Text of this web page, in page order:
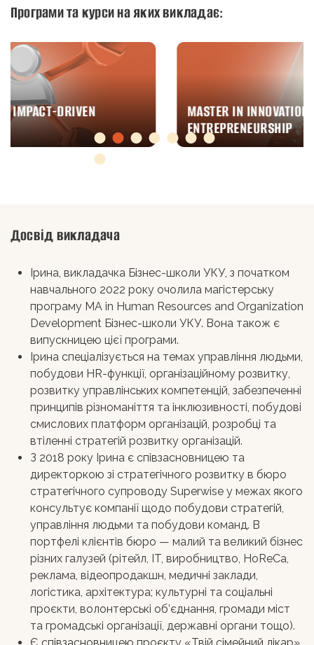
Програми та курси на яких викладає:
MASTER IN INNOVATIONS AND
ENTREPRENEURSHIP
Досвід викладача
Ірина, викладачка Бізнес-школи УКУ, з початком
навчального 2022 року очолила магістерську
програму MA in Human Resources and Organization
Development Бізнес-школи УКУ. Вона також є
випускницею цієї програми.
Ірина спеціалізується на темах управління людьми,
побудови HR-функції, організаційному розвитку,
розвитку управлінських компетенцій, забезпеченні
принципів різноманіття та інклюзивності, побудові
смислових платформ організацій, розробці та
втіленні стратегій розвитку організацій.
З 2018 року Ірина є співзасновницею та
директоркою зі стратегічного розвитку в бюро
стратегічного супроводу Superwise у межах якого
консультує компанії щодо побудови стратегій,
управління людьми та побудови команд. В
портфелі клієнтів бюро — малий та великий бізнес
різних галузей (рітейл, IT, виробництво, HoReCa,
реклама, відеопродакшн, медичні заклади,
логістика, архітектура; культурні та соціальні
проєкти, волонтерські об’єднання, громади міст
та громадські організації, державні органи тощо).